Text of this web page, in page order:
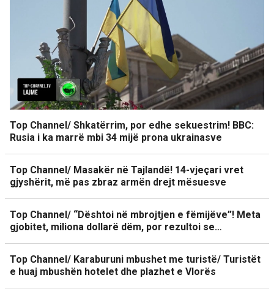
Top Channel/ Shkatërrim, por edhe sekuestrim! BBC:
Rusia i ka marrë mbi 34 mijë prona ukrainasve
Top Channel/ Masakër në Tajlandë! 14-vjeçari vret
gjyshërit, më pas zbraz armën drejt mësuesve
Top Channel/ “Dështoi në mbrojtjen e fëmijëve”! Meta
gjobitet, miliona dollarë dëm, por rezultoi se…
Top Channel/ Karaburuni mbushet me turistë/ Turistët
e huaj mbushën hotelet dhe plazhet e Vlorës